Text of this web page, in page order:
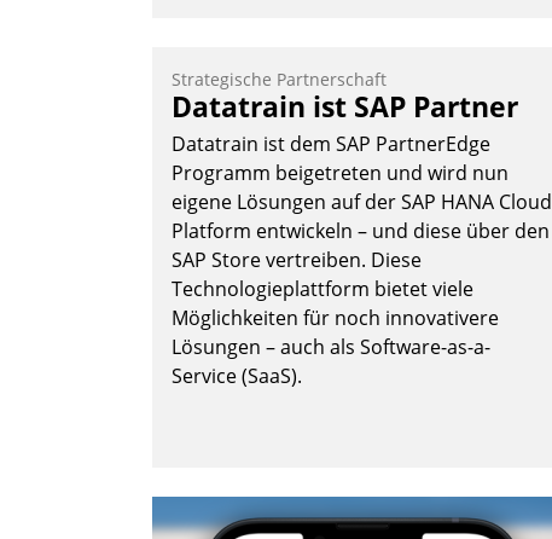
Softwareentwicklungshaus Datatrain.
Andreas Lerchner
Strategische Partnerschaft
Datatrain ist SAP Partner
Datatrain ist dem SAP PartnerEdge
Programm beigetreten und wird nun
eigene Lösungen auf der SAP HANA Cloud
Platform entwickeln – und diese über den
SAP Store vertreiben. Diese
Technologieplattform bietet viele
Möglichkeiten für noch innovativere
Lösungen – auch als Software-as-a-
Service (SaaS).